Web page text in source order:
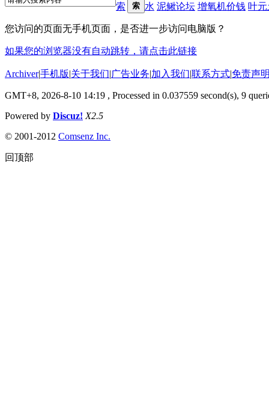
索
索 水 泥鳅论坛 增氧机价钱 叶
您访问的页面无手机页面，是否进一步访问电脑版？
如果您的浏览器没有自动跳转，请点击此链接
Archiver|手机版|关于我们|广告业务|加入我们|联系方式|免责声
GMT+8, 2026-8-10 14:19 , Processed in 0.037559 second(s), 9
Powered by Discuz! X2.5
© 2001-2012 Comsenz Inc.
回顶部